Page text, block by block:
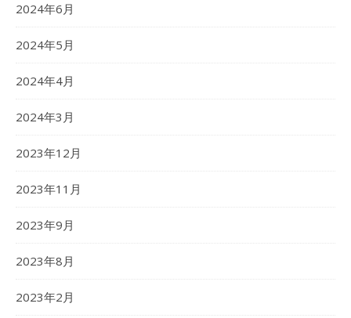
2024年6月
2024年5月
2024年4月
2024年3月
2023年12月
2023年11月
2023年9月
2023年8月
2023年2月